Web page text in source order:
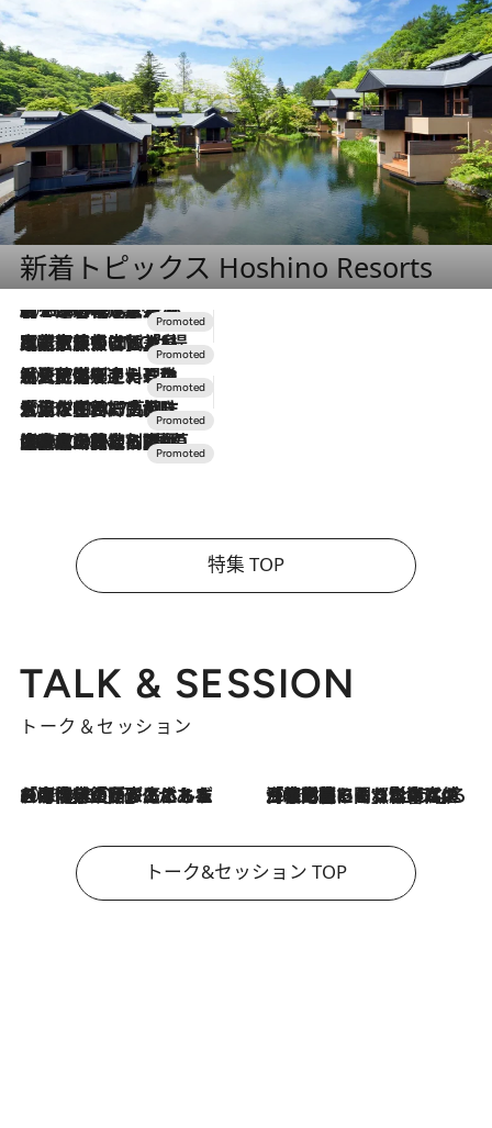
新着トピックス Hoshino Resorts
2026.8.7
【トンボの足水浴】ヒノキの香りに包まれて涼感マックス！約13℃の湧水かけ流しを避暑地「星野温泉 トンボの湯」で体験
2026.7.31
【ホテル帰省】という選択肢をOMOが提案。家族とほどよい距離を保つには「昼は実家、夜は気兼ねなくホテルで！」
2026.7.24
【夏限定ディナーコース】旬を迎える稚鮎や花ズッキーニなどをイタリア・トスカーナの郷土料理の手法で満喫！
2026.7.17
「土佐和ハーブかき氷」がOMO7高知に登場！生姜、山椒、大葉など目にも舌にも涼を呼ぶ郷土の味
2026.7.10
NEW OPEN！【界 草津】名湯の地に誕生。趣の異なる2種の温泉と上州ならではの会席・蕎麦割烹など美食を味わう究極の癒やし旅
特集 TOP
TALK & SESSION
トーク＆セッション
2026.8.3
「今後値上げがあるとすれば…」「リスクがあるのは今年の冬」エネルギー専門家が語る、ホルムズ海峡封鎖が家庭にもたらす“ある心配” 2026.8.3
「住宅建てられない…」「サーチャージ料の高値が続いている」ホルムズ海峡封鎖による影響はいつまで続く？《エネルギー専門家に聞く“どうなる日本の暮らし”》
トーク&セッション TOP